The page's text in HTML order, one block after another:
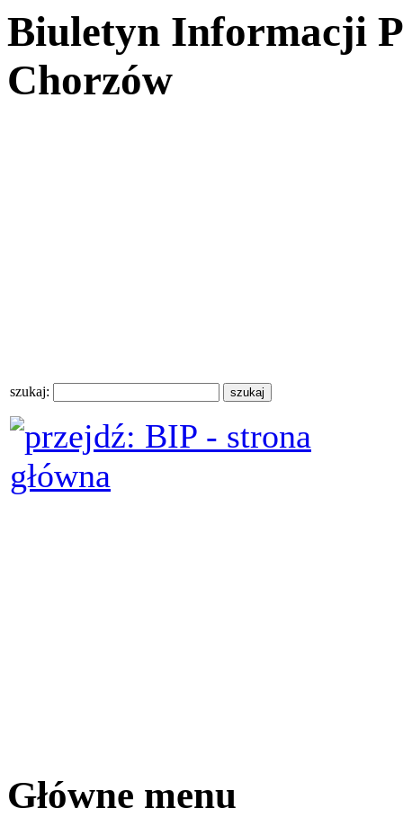
Biuletyn Informacji
Chorzów
szukaj:
Główne menu